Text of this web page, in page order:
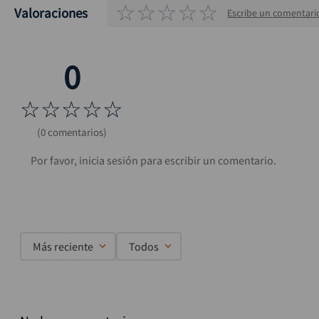
Valoraciones ☆☆☆☆☆ Escribe un
☆☆☆☆☆
(0 comentarios)
Más reciente Todos